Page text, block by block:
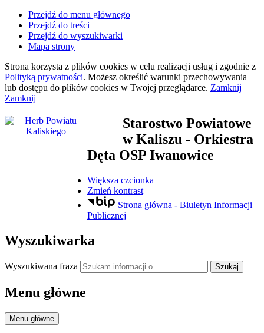
Przejdź do menu głównego
Przejdź do treści
Przejdź do wyszukiwarki
Mapa strony
Strona korzysta z plików cookies w celu realizacji usług i zgodnie z
Polityką prywatności. Możesz określić warunki przechowywania
lub dostępu do plików cookies w Twojej przeglądarce. Zamknij
Zamknij
Starostwo Powiatowe
w Kaliszu - Orkiestra
Dęta OSP Iwanowice
Większa czcionka
Zmień kontrast
Strona główna - Biuletyn Informacji
Publicznej
Wyszukiwarka
Wyszukiwana fraza Szukaj
Menu główne
Menu główne